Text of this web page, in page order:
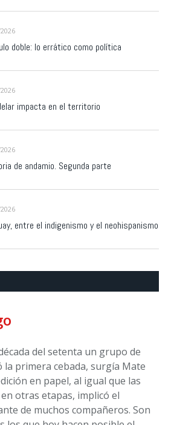
doble: lo errático como política
impacta en el territorio
de andamio. Segunda parte
entre el indigenismo y el neohispanismo
del setenta un grupo de
primera cebada, surgía Mate
en papel, al igual que las
otras etapas, implicó el
de muchos compañeros. Son